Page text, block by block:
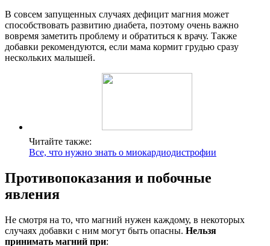
В совсем запущенных случаях дефицит магния может
способствовать развитию диабета, поэтому очень важно
вовремя заметить проблему и обратиться к врачу. Также
добавки рекомендуются, если мама кормит грудью сразу
нескольких малышей.
Читайте также:
Все, что нужно знать о миокардиодистрофии
Противопоказания и побочные
явления
Не смотря на то, что магний нужен каждому, в некоторых
случаях добавки с ним могут быть опасны. Нельзя
принимать магний при: